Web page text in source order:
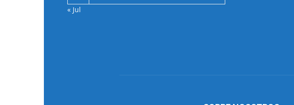
« Jul